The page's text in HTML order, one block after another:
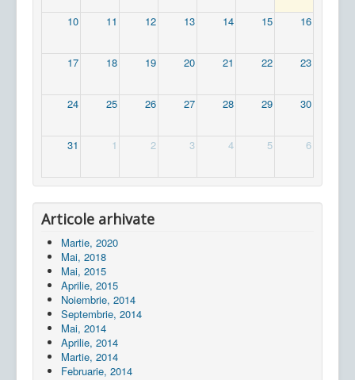
10 11 12 13 14 15 16
17 18 19 20 21 22 23
24 25 26 27 28 29 30
31 1 2 3 4 5 6
Articole arhivate
Martie, 2020
Mai, 2018
Mai, 2015
Aprilie, 2015
Noiembrie, 2014
Septembrie, 2014
Mai, 2014
Aprilie, 2014
Martie, 2014
Februarie, 2014